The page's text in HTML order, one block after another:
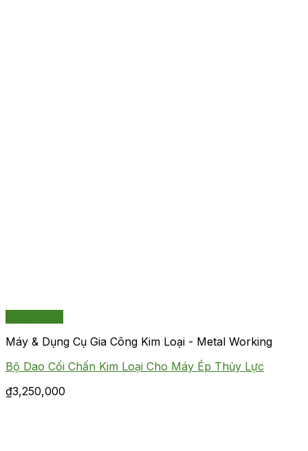
Máy & Dụng Cụ Gia Công Kim Loại - Metal Working
Bộ Dao Cối Chấn Kim Loại Cho Máy Ép Thủy Lực
₫3,250,000